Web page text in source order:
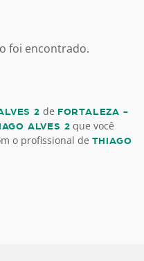
foi encontrado.
2 de FORTALEZA -
ALVES 2 que você
o profissional de THIAGO